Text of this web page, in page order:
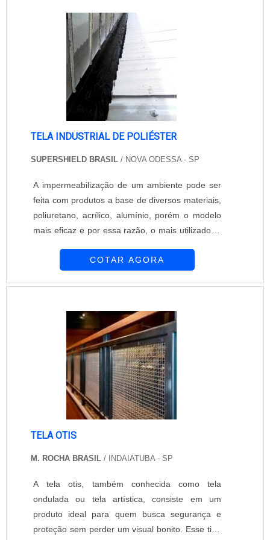
para cercamentos, garantindo a segurança e a
tranquilidade que você merece.
a se fazer. No momento de compra deve-se
contar não somente ....
TELA INDUSTRIAL DE POLIÉSTER
SUPERSHIELD BRASIL / NOVA ODESSA - SP
A impermeabilização de um ambiente pode ser
feita com produtos a base de diversos materiais,
poliuretano, acrílico, alumínio, porém o modelo
mais eficaz e por essa razão, o mais utilizado, é
especialmente desenvolvida para auxiliar em
poliéster Como a maioria das empresas p....
COTAR AGORA
TELA OTIS
M. ROCHA BRASIL / INDAIATUBA - SP
A tela otis, também conhecida como tela
ondulada ou tela artística, consiste em um
produto ideal para quem busca segurança e
proteção sem perder um visual bonito. Esse tipo